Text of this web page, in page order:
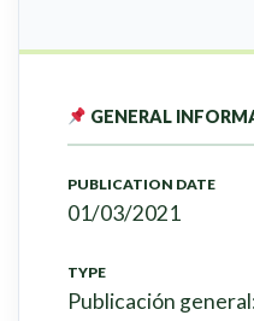
GENERAL
PUBLICATION DATE
01/03/2021
TYPE
Publicación